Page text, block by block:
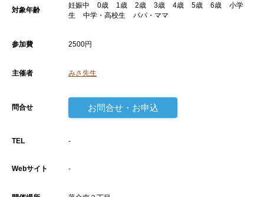
対象年齢
妊娠中 0歳 1歳 2歳 3歳 4歳 5歳 6歳
小学
生
中学・高校生 パパ・ママ
参加費 2500円
主催者 みさ先生
問合せ お問合せ・お申込
TEL -
Webサイト -